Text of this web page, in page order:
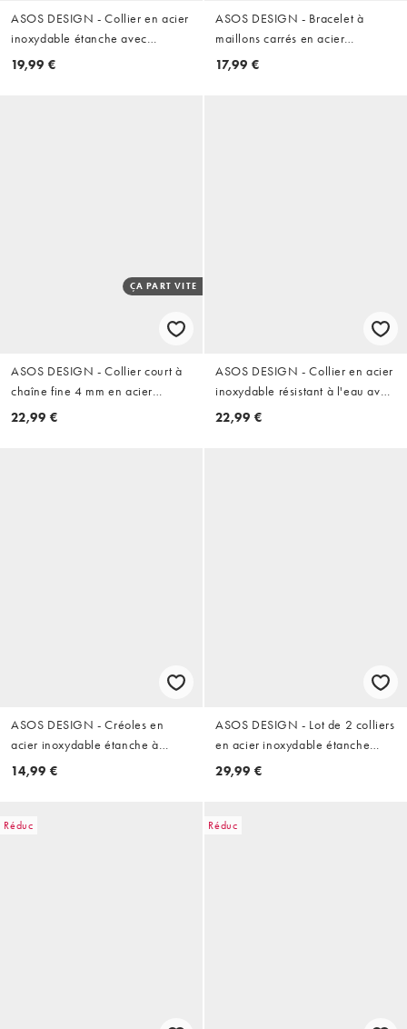
ASOS DESIGN - Collier en acier
inoxydable étanche avec
pendentif double étoile - Argenté
19,99 €
ASOS DESIGN - Bracelet à
maillons carrés en acier
inoxydable étanche - Argenté
17,99 €
ÇA PART VITE
ASOS DESIGN - Collier court à
chaîne fine 4 mm en acier
inoxydable étanche - Argenté
22,99 €
ASOS DESIGN - Collier en acier
inoxydable résistant à l'eau avec
pendentif pièce gravée - Argenté
22,99 €
ASOS DESIGN - Créoles en
acier inoxydable étanche à
pierre pendante ornée d'un
14,99 €
ASOS DESIGN - Lot de 2 colliers
en acier inoxydable étanche
avec pendentif pierre d'ambre -
29,99 €
Réduc Réduc